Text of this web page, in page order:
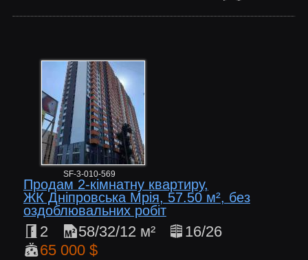
SF-3-010-569
Продам 2-кімнатну квартиру,
ЖК Дніпровська Мрія, 57.50 м², без
оздоблювальних робіт
2 58/32/12 м²
16/26
65 000 $